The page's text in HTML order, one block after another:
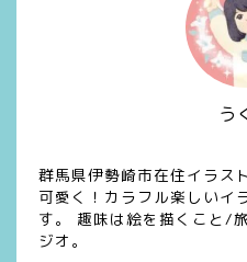
う
群馬県伊勢崎市在住イラス
可愛く！カラフル楽しいイ
す。 趣味は絵を描くこと/
ジオ。